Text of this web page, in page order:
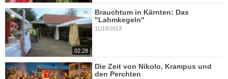
02:28
Brauchtum in Kärnten: Das
"Lahmkegeln"
11/10/2013
Die Zeit von Nikolo, Krampus und
den Perchten